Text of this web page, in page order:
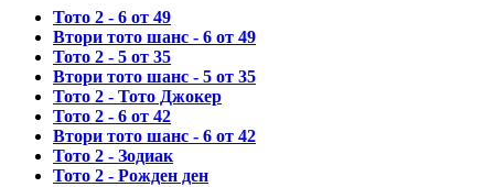
Тото 2 - 6 от 49
Втори тото шанс - 6 от 49
Тото 2 - 5 от 35
Втори тото шанс - 5 от 35
Тото 2 - Тото Джокер
Тото 2 - 6 от 42
Втори тото шанс - 6 от 42
Тото 2 - Зодиак
Тото 2 - Рожден ден